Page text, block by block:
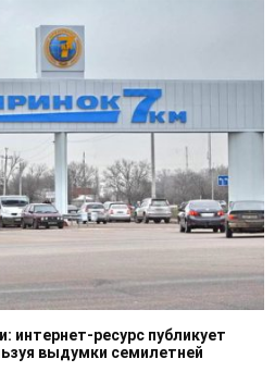
интернет-ресурс публикует
выдумки семилетней